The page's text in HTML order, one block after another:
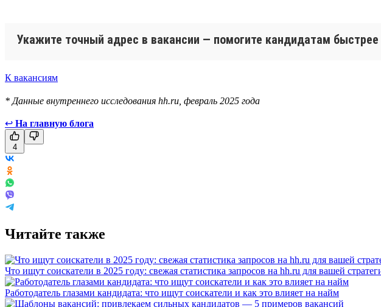
Укажите точный адрес в вакансии — помогите кандидатам
К вакансиям
* Данные внутреннего исследования hh.ru, февраль 2025 года
↩ На главную блога
4
Читайте также
Что ищут соискатели в 2025 году: свежая статистика запросов на hh.ru для вашей
Работодатель глазами кандидата: что ищут соискатели и как это влияет на найм